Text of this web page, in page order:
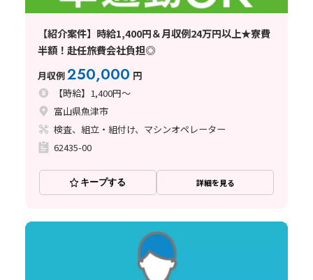
【紹介案件】時給1,400円＆月収例24万円以上★寮費
半額！赴任旅費会社負担◎
月収例250,000 円
【時給】1,400円～
富山県魚津市
検査、組立・組付け、マシンオペレーター
62435-00
キープする 詳細を見る